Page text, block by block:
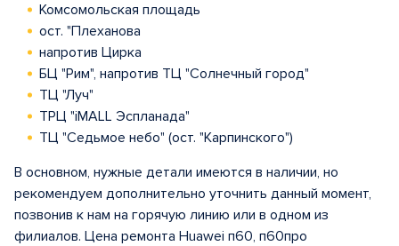
Комсомольская площадь
ост. "Плеханова
напротив Цирка
БЦ "Рим", напротив ТЦ "Солнечный город"
ТЦ "Луч"
ТРЦ "iMALL Эспланада"
ТЦ "Седьмое небо" (ост. "Карпинского")
В основном, нужные детали имеются в наличии, но
рекомендуем дополнительно уточнить данный момент,
позвонив к нам на горячую линию или в одном из
филиалов. Цена ремонта Huawei п60, п60про